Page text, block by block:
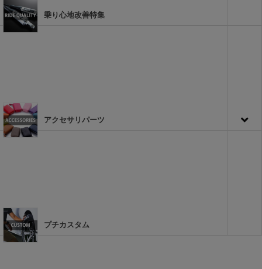
乗り心地改善特集
アクセサリパーツ
プチカスタム